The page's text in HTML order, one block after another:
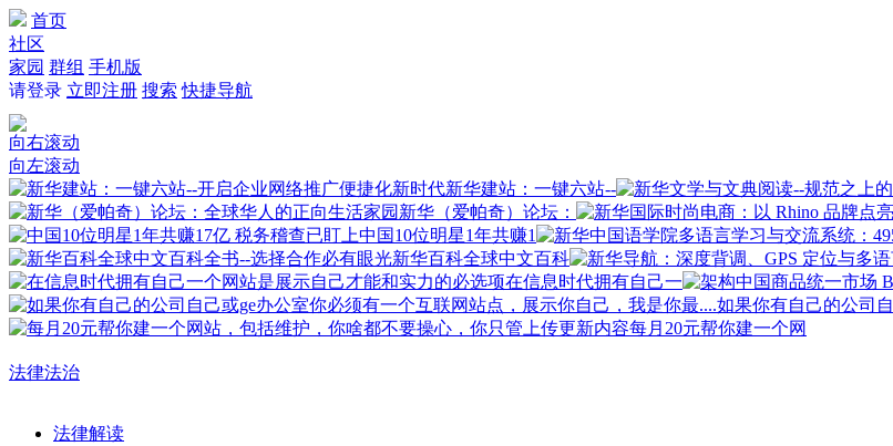
首页
社区
家园 群组 手机版
请登录 立即注册 搜索 快捷导航
向右滚动
向左滚动
新华建站：一键六站--
新华（爱帕奇）论坛：
中国10位明星1年共赚1
新华百科全球中文百科
在信息时代拥有自己一
如果你有自己的公司自
每月20元帮你建一个网
法律法治
法律解读